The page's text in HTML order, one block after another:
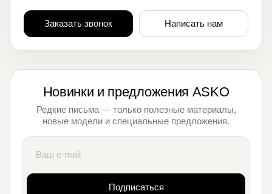
Заказать звонок Написать нам
Новинки и предложения ASKO
Редкие письма — только полезные материалы,
новые модели и специальные предложения.
Подписаться